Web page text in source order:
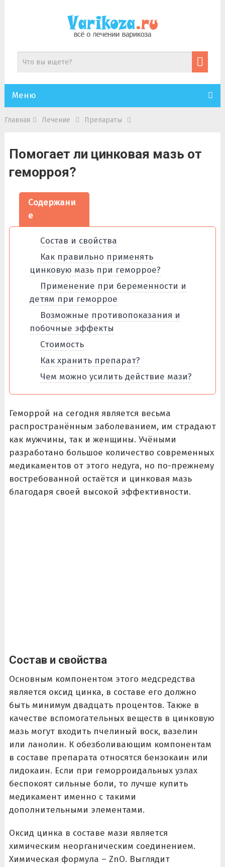
Меню
Главная Лечение Препараты
Помогает ли цинковая мазь от
геморроя?
Содержани
е
Состав и свойства
Как правильно применять
цинковую мазь при геморрое?
Применение при беременности и
детям при геморрое
Возможные противопоказания и
побочные эффекты
Стоимость
Как хранить препарат?
Чем можно усилить действие мази?
Геморрой на сегодня является весьма
распространённым заболеванием, им страдают
как мужчины, так и женщины. Учёными
разработано большое количество современных
медикаментов от этого недуга, но по-прежнему
востребованной остаётся и цинковая мазь
благодаря своей высокой эффективности.
Состав и свойства
Основным компонентом этого медсредства
является оксид цинка, в составе его должно
быть минимум двадцать процентов. Также в
качестве вспомогательных веществ в цинковую
мазь могут входить пчелиный воск, вазелин
или ланолин. К обезболивающим компонентам
в составе препарата относятся бензокаин или
лидокаин. Если при геморроидальных узлах
беспокоят сильные боли, то лучше купить
медикамент именно с такими
дополнительными элементами.
Оксид цинка в составе мази является
химическим неорганическим соединением.
Химическая формула – ZnO. Выглядит